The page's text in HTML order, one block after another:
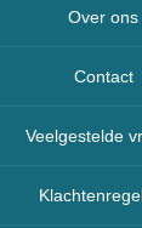
Over ons
Contact
Veelgestelde